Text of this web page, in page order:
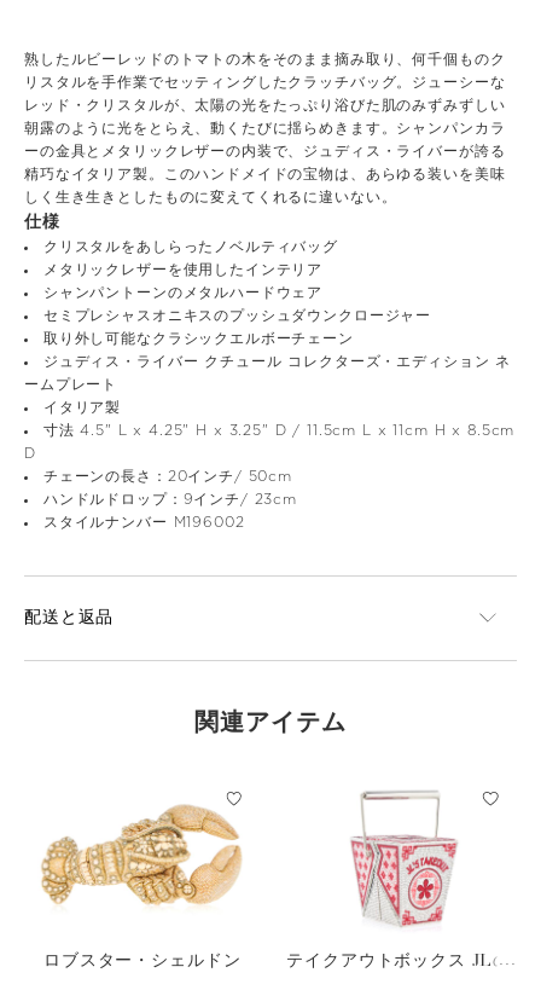
熟したルビーレッドのトマトの木をそのまま摘み取り、何千個ものク
リスタルを手作業でセッティングしたクラッチバッグ。ジューシーな
レッド・クリスタルが、太陽の光をたっぷり浴びた肌のみずみずしい
朝露のように光をとらえ、動くたびに揺らめきます。シャンパンカラ
ーの金具とメタリックレザーの内装で、ジュディス・ライバーが誇る
精巧なイタリア製。このハンドメイドの宝物は、あらゆる装いを美味
しく生き生きとしたものに変えてくれるに違いない。
仕様
クリスタルをあしらったノベルティバッグ
メタリックレザーを使用したインテリア
シャンパントーンのメタルハードウェア
セミプレシャスオニキスのプッシュダウンクロージャー
取り外し可能なクラシックエルボーチェーン
ジュディス・ライバー クチュール コレクターズ・エディション ネ
ームプレート
イタリア製
寸法 4.5" L x 4.25" H x 3.25" D / 11.5cm L x 11cm H x 8.5cm
D
チェーンの長さ：20インチ/ 50cm
ハンドルドロップ：9インチ/ 23cm
スタイルナンバー M196002
配送と返品
関連アイテム
ロブスター・シェルドン
テイクアウトボックス JLの